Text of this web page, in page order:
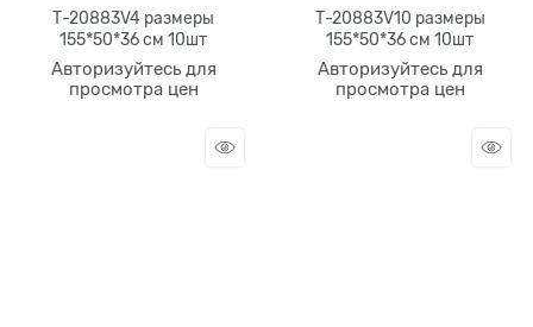
Т-20883V4 размеры
155*50*36 см 10шт
Авторизуйтесь для
просмотра цен
Т-20883V10 размеры
155*50*36 см 10шт
Авторизуйтесь для
просмотра цен